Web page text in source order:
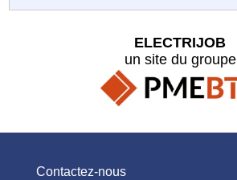
ELECTRIJOB
un site du groupe
Contactez-nous